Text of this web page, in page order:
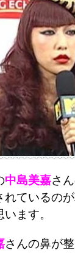
中島美嘉さ
れているの
ます。
さんの鼻が